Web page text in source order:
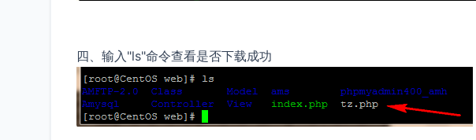
四、输入"ls"命令查看是否下载成功